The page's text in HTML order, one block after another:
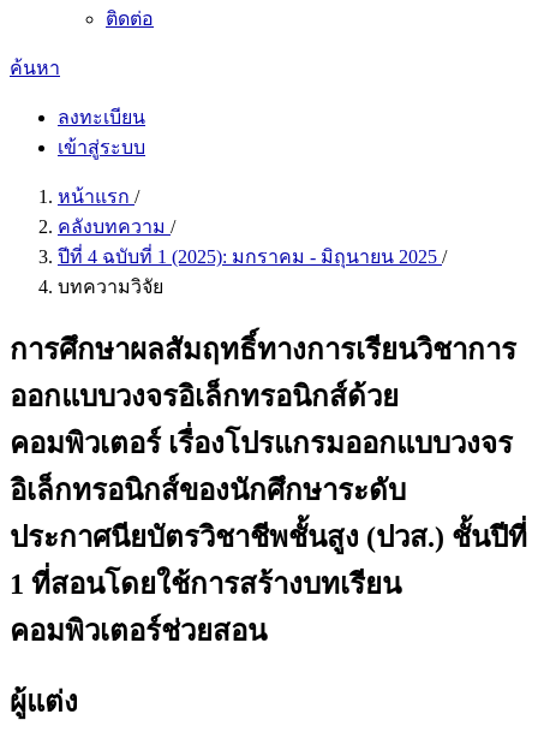
ติดต่อ
ค้นหา
ลงทะเบียน
เข้าสู่ระบบ
หน้าแรก /
คลังบทความ /
ปีที่ 4 ฉบับที่ 1 (2025): มกราคม - มิถุนายน 2025 /
บทความวิจัย
การศึกษาผลสัมฤทธิ์ทางการเรียนวิชาการ
ออกแบบวงจรอิเล็กทรอนิกส์ด้วย
คอมพิวเตอร์ เรื่องโปรแกรมออกแบบวงจร
อิเล็กทรอนิกส์ของนักศึกษาระดับ
ประกาศนียบัตรวิชาชีพชั้นสูง (ปวส.) ชั้นปีที่
1 ที่สอนโดยใช้การสร้างบทเรียน
คอมพิวเตอร์ช่วยสอน
ผู้แต่ง